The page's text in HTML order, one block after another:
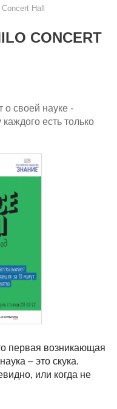
Hall
CONCERT
о своей науке -
есть только
первая возникающая
– это скука.
или когда не